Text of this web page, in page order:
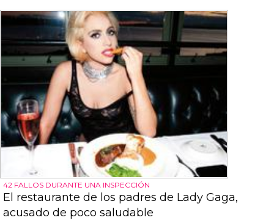
42 FALLOS DURANTE UNA INSPECCIÓN
El restaurante de los padres de Lady Gaga,
acusado de poco saludable